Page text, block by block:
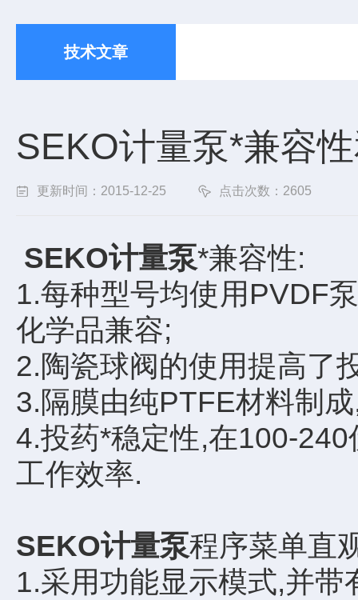
技术文章
SEKO计量泵*兼容
更新时间：2015-12-25 点击次数：2605
SEKO计量泵*兼容性:
1.每种型号均使用PVDF
化学品兼容;
2.陶瓷球阀的使用提高了
3.隔膜由纯PTFE材料制
4.投药*稳定性,在100-
工作效率.
SEKO计量泵程序菜单直
1.采用功能显示模式,并带